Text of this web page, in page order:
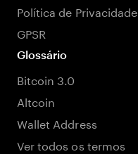
Política de Privacidade
GPSR
Glossário
Bitcoin 3.0
Altcoin
Wallet Address
Ver todos os termos